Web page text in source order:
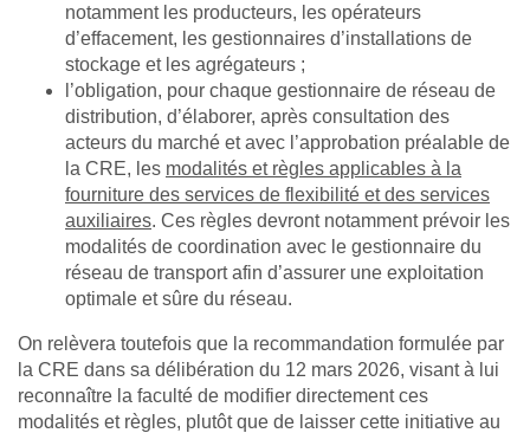
notamment les producteurs, les opérateurs
d’effacement, les gestionnaires d’installations de
stockage et les agrégateurs ;
l’obligation, pour chaque gestionnaire de réseau de
distribution, d’élaborer, après consultation des
acteurs du marché et avec l’approbation préalable de
la CRE, les modalités et règles applicables à la
fourniture des services de flexibilité et des services
auxiliaires. Ces règles devront notamment prévoir les
modalités de coordination avec le gestionnaire du
réseau de transport afin d’assurer une exploitation
optimale et sûre du réseau.
On relèvera toutefois que la recommandation formulée par
la CRE dans sa délibération du 12 mars 2026, visant à lui
reconnaître la faculté de modifier directement ces
modalités et règles, plutôt que de laisser cette initiative au